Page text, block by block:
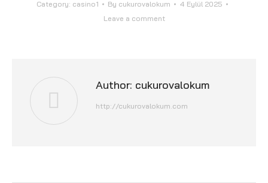
Category: casino1 By cukurovalokum
4 Eylül 2025
Leave a comment
Author: cukurovalokum
http://cukurovalokum.com